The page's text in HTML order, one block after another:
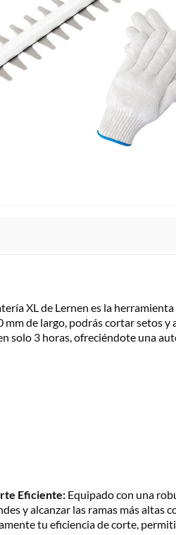
todas sus etiquetas, sellos
puedan ser devueltos, puedan
que recibes el producto
a través de una descarga
a medida.
como imperfectos, usados,
suplementos alimenticios, vitaminas,
XL de Lernen es la
mm de largo, podrás cortar setos y
solo 3 horas, ofreciéndote una
Eficiente: Equipado con una
y alcanzar las ramas más altas
tu eficiencia de corte,